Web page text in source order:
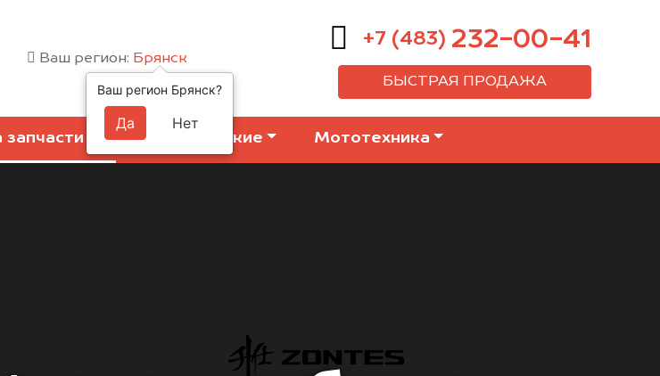
Ваш регион: Брянск
+7 (483) 232-00-41
БЫСТРАЯ ПРОДАЖА
запчасти Коммерческие Мототехника
Ваш регион Брянск?
Да Нет